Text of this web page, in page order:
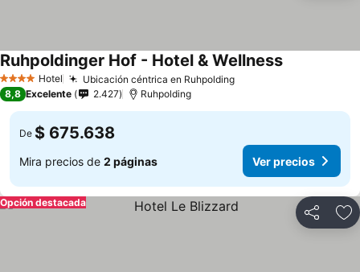
4 EstrellasHotel Ubicación céntrica en Ruhpolding
Ruhpoldinger Hof - Hotel & Wellness
8,8 Excelente 2.427 Ruhpolding
De $ 675.638
Mira precios de 2 páginas Ver precios
Compartir
Opción destacada